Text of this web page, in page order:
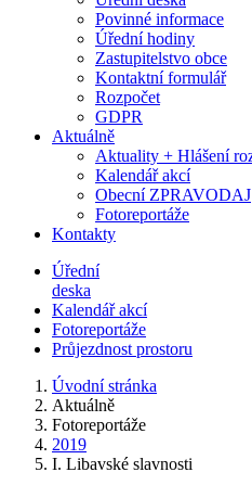
Povinné informace
Úřední hodiny
Zastupitelstvo obce
Kontaktní formulář
Rozpočet
GDPR
Aktuálně
Aktuality + Hlášení
Kalendář akcí
Obecní ZPRAVODAJ
Fotoreportáže
Kontakty
Úřední
deska
Kalendář akcí
Fotoreportáže
Průjezdnost prostoru
Úvodní stránka
Aktuálně
Fotoreportáže
2019
I. Libavské slavnosti